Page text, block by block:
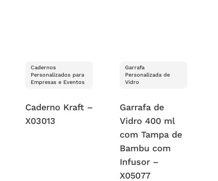
Cadernos
Personalizados para
Empresas e Eventos
Caderno Kraft –
X03013
Garrafa
Personalizada de
Vidro
Garrafa de
Vidro 400 ml
com Tampa de
Bambu com
Infusor –
X05077